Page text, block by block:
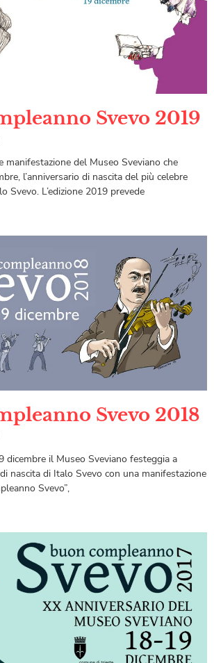
Svevo 2019
manifestazione del Museo Sveviano che
l’anniversario di nascita del più celebre
Svevo. L’edizione 2019 prevede
Svevo 2018
dicembre il Museo Sveviano festeggia a
nascita di Italo Svevo con una manifestazione
Svevo”,